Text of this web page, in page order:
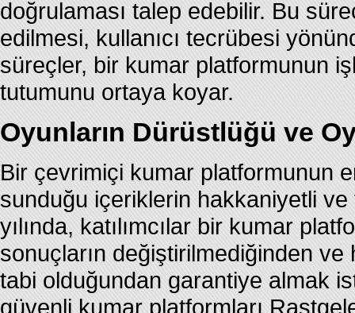
doğrulaması talep edebilir. Bu
edilmesi, kullanıcı tecrübesi
süreçler, bir kumar platformunun
tutumunu ortaya koyar.
Oyunların Dürüstlüğü ve
Bir çevrimiçi kumar platformunun
sunduğu içeriklerin hakkaniyetli ve
yılında, katılımcılar bir kumar
sonuçların değiştirilmediğinden
tabi olduğundan garantiye almak
güvenli kumar platformları